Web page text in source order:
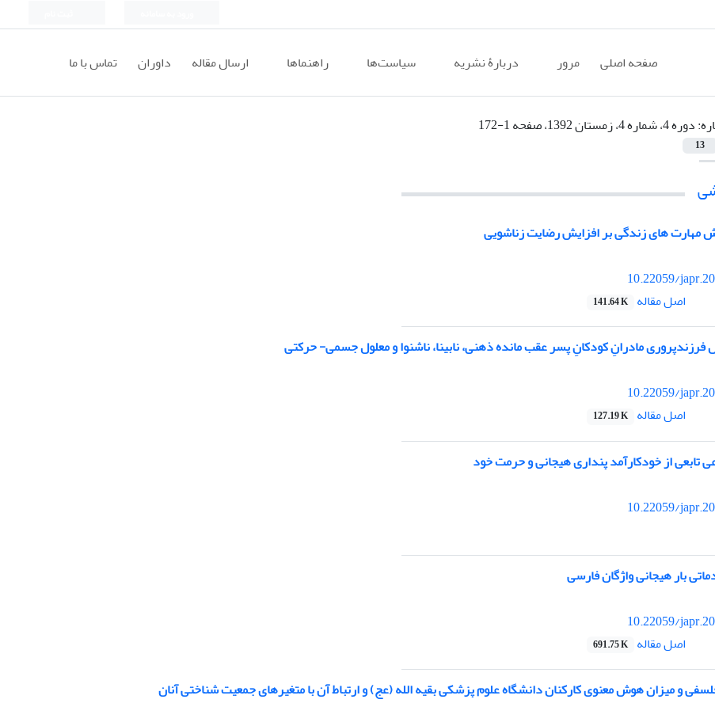
صفحه اصلی مرور دربارۀ نشریه سیاست‌ها راهنماها ارسال مقاله داوران تماس با ما
دوره 4، شماره 4، زمستان 1392، صفحه 1-172
13
مهارت های زندگی بر افزایش رضایت زناشویی
10.22059/
اصل مقاله 141.64 K
مادرانِ کودکانِ پسر عقب مانده ذهنی، نابینا، ناشنوا و معلول جسمی- حرکتی
10.22059/
اصل مقاله 127.19 K
از خودکارآمد پنداری هیجانی و حرمت خود
10.22059/
بار هیجانی واژگان فارسی
10.22059/
اصل مقاله 691.75 K
و میزان هوش معنوی کارکنان دانشگاه علوم پزشکی بقیه الله (عج) و ارتباط آن با متغیرهای جمعیت شناختی آنان